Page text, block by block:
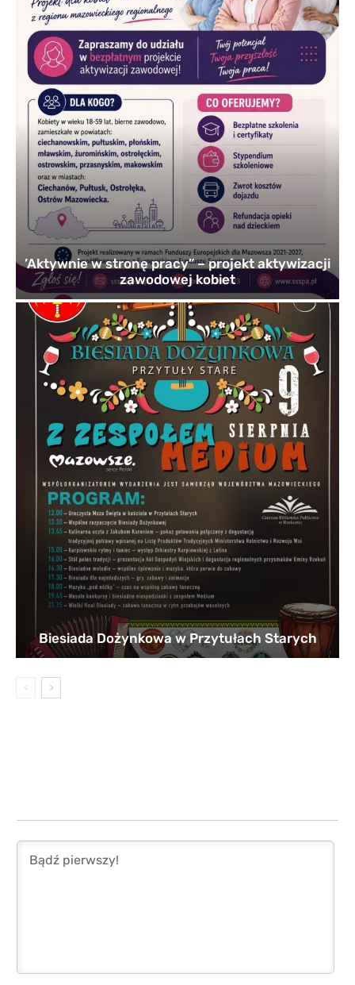
’Aktywnie w stronę pracy” – projekt aktywizacji
zawodowej kobiet
Biesiada Dożynkowa w Przytułach Starych